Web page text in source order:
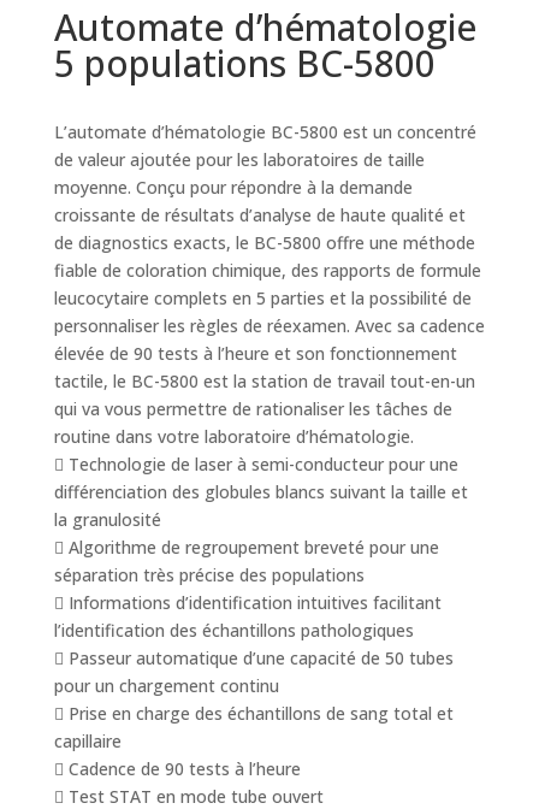
Automate d’hématologie
5 populations BC-5800
L’automate d’hématologie BC-5800 est un concentré
de valeur ajoutée pour les laboratoires de taille
moyenne. Conçu pour répondre à la demande
croissante de résultats d’analyse de haute qualité et
de diagnostics exacts, le BC-5800 offre une méthode
fiable de coloration chimique, des rapports de formule
leucocytaire complets en 5 parties et la possibilité de
personnaliser les règles de réexamen. Avec sa cadence
élevée de 90 tests à l’heure et son fonctionnement
tactile, le BC-5800 est la station de travail tout-en-un
qui va vous permettre de rationaliser les tâches de
routine dans votre laboratoire d’hématologie.
 Technologie de laser à semi-conducteur pour une
différenciation des globules blancs suivant la taille et
la granulosité
 Algorithme de regroupement breveté pour une
séparation très précise des populations
 Informations d’identification intuitives facilitant
l’identification des échantillons pathologiques
 Passeur automatique d’une capacité de 50 tubes
pour un chargement continu
 Prise en charge des échantillons de sang total et
capillaire
 Cadence de 90 tests à l’heure
 Test STAT en mode tube ouvert